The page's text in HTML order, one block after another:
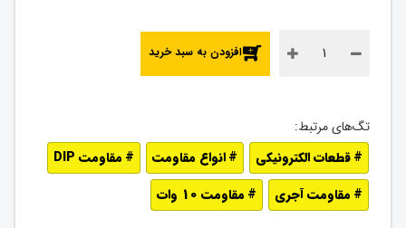
افزودن به سبد خرید
قطعات الکترونیکی انواع مقاومت
مقاومت DIP
مقاومت آجری
مقاومت 10 وات